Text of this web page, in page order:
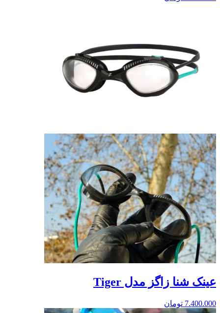
عینک شنا زاگز مدل Tiger
7.400.000 تومان